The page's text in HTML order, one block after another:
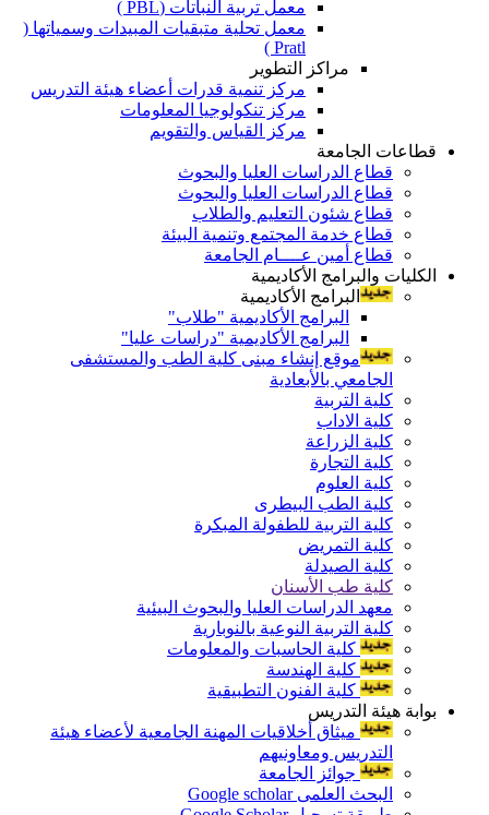
معمل تربية النباتات (PBL )
معمل تحلية متبقيات المبيدات وسمياتها (
Pratl )
مراكز التطوير
مركز تنمية قدرات أعضاء هيئة التدريس
مركز تنكولوجيا المعلومات
مركز القياس والتقويم
قطاعات الجامعة
قطاع الدراسات العليا والبحوث
قطاع الدراسات العليا والبحوث
قطاع شئون التعليم والطلاب
قطاع خدمة المجتمع وتنمية البيئة
قطاع أمين عــــام الجامعة
الكليات والبرامج الأكاديمية
البرامج الأكاديمية
البرامج الأكاديمية "طلاب"
البرامج الأكاديمية "دراسات عليا"
موقع إنشاء مبنى كلية الطب والمستشفى
الجامعي بالأبعادية
كلية التربية
كلية الاداب
كلية الزراعة
كلية التجارة
كلية العلوم
كلية الطب البيطرى
كلية التربية للطفولة المبكرة
كلية التمريض
كلية الصيدلة
كلية طب الأسنان
معهد الدراسات العليا والبحوث البيئية
كلية التربية النوعية بالنوبارية
كلية الحاسبات والمعلومات
كلية الهندسة
كلية الفنون التطبيقية
بوابة هيئة التدريس
ميثاق أخلاقيات المهنة الجامعية لأعضاء هيئة
التدريس ومعاونيهم
جوائز الجامعة
البحث العلمى Google scholar